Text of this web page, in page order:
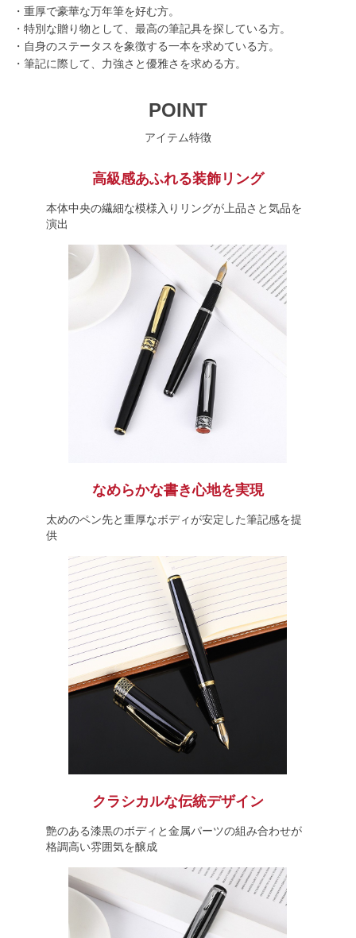
・重厚で豪華な万年筆を好む方。
・特別な贈り物として、最高の筆記具を探している方。
・自身のステータスを象徴する一本を求めている方。
・筆記に際して、力強さと優雅さを求める方。
POINT
アイテム特徴
高級感あふれる装飾リング
本体中央の繊細な模様入りリングが上品さと気品を
演出
なめらかな書き心地を実現
太めのペン先と重厚なボディが安定した筆記感を提
供
クラシカルな伝統デザイン
艶のある漆黒のボディと金属パーツの組み合わせが
格調高い雰囲気を醸成